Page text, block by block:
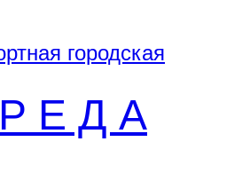
городская
Е Д А